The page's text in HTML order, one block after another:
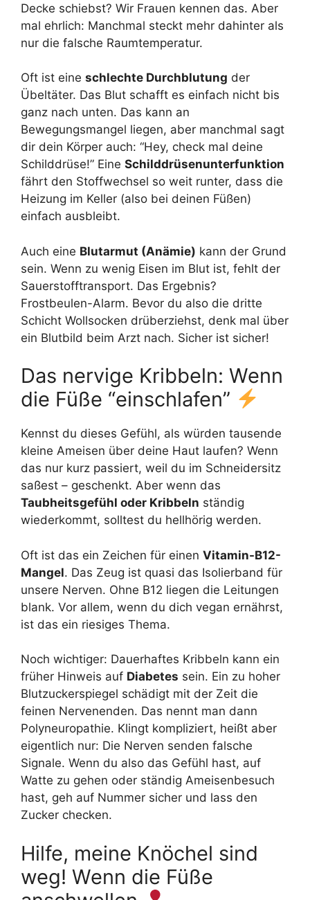
Decke schiebst? Wir Frauen kennen das. Aber
mal ehrlich: Manchmal steckt mehr dahinter als
nur die falsche Raumtemperatur.
Oft ist eine schlechte Durchblutung der
Übeltäter. Das Blut schafft es einfach nicht bis
ganz nach unten. Das kann an
Bewegungsmangel liegen, aber manchmal sagt
dir dein Körper auch: “Hey, check mal deine
Schilddrüse!” Eine Schilddrüsenunterfunktion
fährt den Stoffwechsel so weit runter, dass die
Heizung im Keller (also bei deinen Füßen)
einfach ausbleibt.
Auch eine Blutarmut (Anämie) kann der Grund
sein. Wenn zu wenig Eisen im Blut ist, fehlt der
Sauerstofftransport. Das Ergebnis?
Frostbeulen-Alarm. Bevor du also die dritte
Schicht Wollsocken drüberziehst, denk mal über
ein Blutbild beim Arzt nach. Sicher ist sicher!
Das nervige Kribbeln: Wenn
die Füße “einschlafen”
Kennst du dieses Gefühl, als würden tausende
kleine Ameisen über deine Haut laufen? Wenn
das nur kurz passiert, weil du im Schneidersitz
saßest – geschenkt. Aber wenn das
Taubheitsgefühl oder Kribbeln ständig
wiederkommt, solltest du hellhörig werden.
Oft ist das ein Zeichen für einen Vitamin-B12-
Mangel. Das Zeug ist quasi das Isolierband für
unsere Nerven. Ohne B12 liegen die Leitungen
blank. Vor allem, wenn du dich vegan ernährst,
ist das ein riesiges Thema.
Noch wichtiger: Dauerhaftes Kribbeln kann ein
früher Hinweis auf Diabetes sein. Ein zu hoher
Blutzuckerspiegel schädigt mit der Zeit die
feinen Nervenenden. Das nennt man dann
Polyneuropathie. Klingt kompliziert, heißt aber
eigentlich nur: Die Nerven senden falsche
Signale. Wenn du also das Gefühl hast, auf
Watte zu gehen oder ständig Ameisenbesuch
hast, geh auf Nummer sicher und lass den
Zucker checken.
Hilfe, meine Knöchel sind
weg! Wenn die Füße